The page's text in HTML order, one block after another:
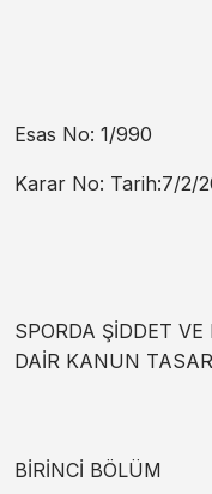
Esas No: 1/990
Karar No: Tarih:7/2/
SPORDA ŞİDDET
DAİR KANUN
BİRİNCİ BÖLÜM